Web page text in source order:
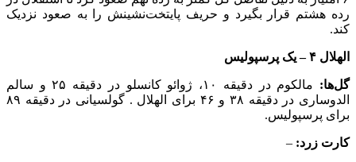
رده هشتم قرار بگیرد و حریف پایتخت‌نشینش را به صعود نزدیک
کند.
الهلال ۴ – یک پرسپولیس
گل‌ها:
مالکوم در دقیقه ۱۰، ژوائو کانسلو در دقیقه ۲۵ و سالم
الدوساری در دقیقه ۳۸ و ۴۶ برای الهلال . گولسیانی در دقیقه ۸۹
برای پرسپولیس.
کارت زرد: –